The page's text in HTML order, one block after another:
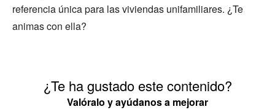
referencia única para las viviendas unifamiliares. ¿Te
animas con ella?
¿Te ha gustado este contenido?
Valóralo y ayúdanos a mejorar